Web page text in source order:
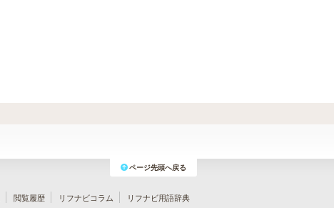
ページ先頭へ戻る
閲覧履歴 リフナビコラム リフナビ用語辞典